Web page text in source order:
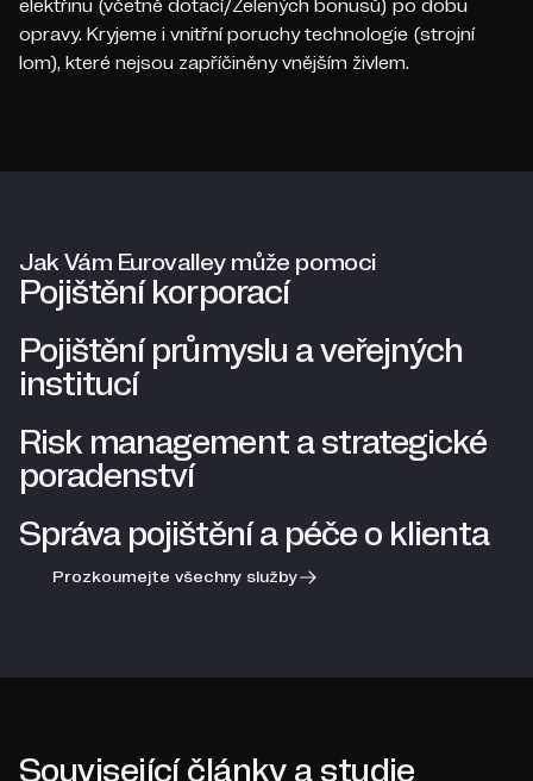
opravy. Kryjeme i vnitřní poruchy technologie (strojní
lom), které nejsou zapříčiněny vnějším živlem.
Jak Vám Eurovalley může pomoci
Pojištění korporací
Pojištění průmyslu a veřejných
institucí
Risk management a strategické
poradenství
Správa pojištění a péče o klienta
Prozkoumejte všechny služby
Související články a studie